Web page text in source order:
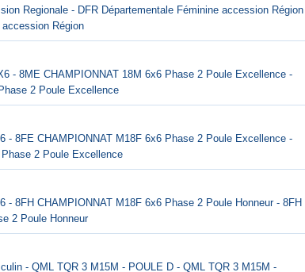
Regionale - DFR Départementale Féminine accession Région
Région
- 8ME CHAMPIONNAT 18M 6x6 Phase 2 Poule Excellence -
2 Poule Excellence
- 8FE CHAMPIONNAT M18F 6x6 Phase 2 Poule Excellence -
2 Poule Excellence
- 8FH CHAMPIONNAT M18F 6x6 Phase 2 Poule Honneur - 8FH
2 Poule Honneur
- QML TQR 3 M15M - POULE D - QML TQR 3 M15M -